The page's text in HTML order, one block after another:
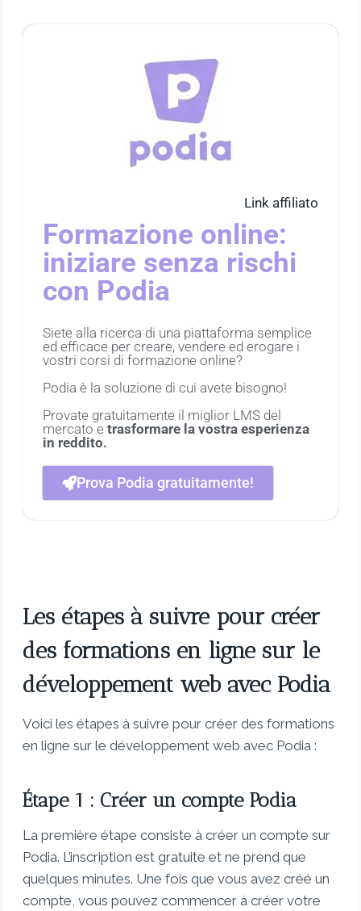
Link affiliato
Formazione online:
iniziare senza rischi
con Podia
Siete alla ricerca di una piattaforma semplice
ed efficace per creare, vendere ed erogare i
vostri corsi di formazione online?
Podia è la soluzione di cui avete bisogno!
Provate gratuitamente il miglior LMS del
mercato etrasformare la vostra esperienza
in reddito.
Prova Podia gratuitamente!
Les étapes à suivre pour créer
des formations en ligne sur le
développement web avec Podia
Voici les étapes à suivre pour créer des formations
en ligne sur le développement web avec Podia :
Étape 1 : Créer un compte Podia
La première étape consiste à créer un compte sur
Podia. L’inscription est gratuite et ne prend que
quelques minutes. Une fois que vous avez créé un
compte, vous pouvez commencer à créer votre